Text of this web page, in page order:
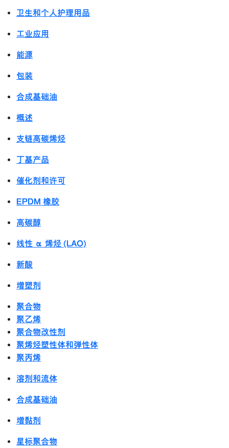
卫生和个人护理用品
工业应用
能源
包装
合成基础油
概述
支链高碳烯烃
丁基产品
催化剂和许可
EPDM 橡胶
高碳醇
线性 α 烯烃 (LAO)
新酸
增塑剂
聚合物
聚乙烯
聚合物改性剂
聚烯烃塑性体和弹性体
聚丙烯
溶剂和流体
合成基础油
增黏剂
星标聚合物